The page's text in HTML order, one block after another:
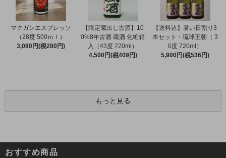
マクガンエスプレッソ
（28度 500ｍｌ）
3,080円(税280円)
【限定蔵出し古酒】10
0%8年古酒 蔵酒 化粧箱
入（43度 720ml）
4,500円(税409円)
【送料込】暑い日割り3
本セット・琉球王朝（ 3
0度 720ml）
5,900円(税536円)
もっと見る
おすすめ商品